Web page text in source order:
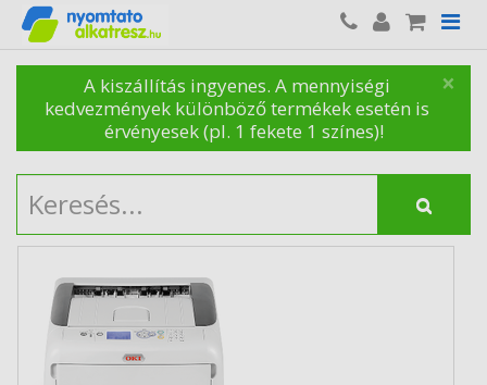
×
A kiszállítás ingyenes. A mennyiségi
kedvezmények különböző termékek esetén is
érvényesek (pl. 1 fekete 1 színes)!